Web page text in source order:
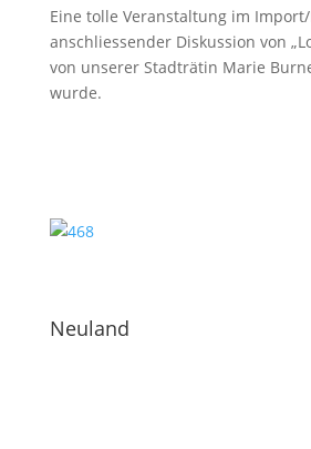
Eine tolle Veranstaltung im
anschliessender Diskussion von
von unserer Stadträtin Marie
wurde.
Neuland